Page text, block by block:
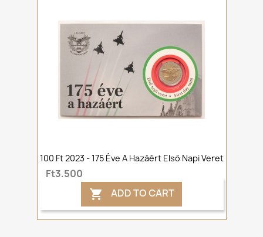
100 Ft 2023 - 175 Éve A Hazáért Első Napi Veret
Ft3,500
 ADD TO CART